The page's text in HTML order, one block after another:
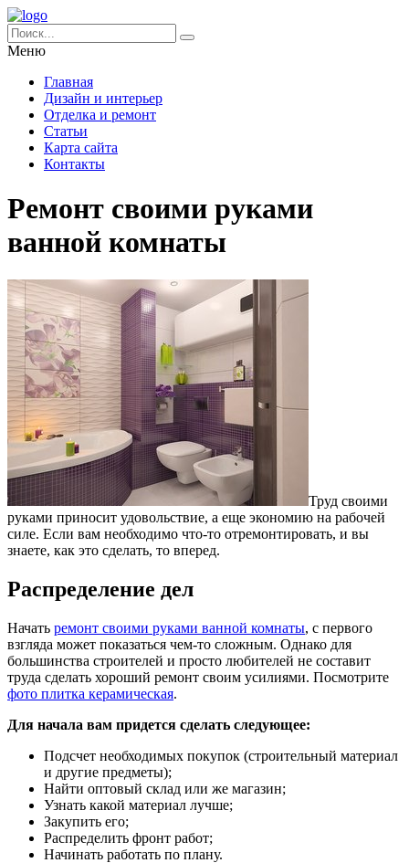
Меню
Главная
Дизайн и интерьер
Отделка и ремонт
Статьи
Карта сайта
Контакты
Ремонт своими руками
ванной комнаты
Труд своими
руками приносит удовольствие, а еще экономию на рабочей
силе. Если вам необходимо что-то отремонтировать, и вы
знаете, как это сделать, то вперед.
Распределение дел
Начать ремонт своими руками ванной комнаты, с первого
взгляда может показаться чем-то сложным. Однако для
большинства строителей и просто любителей не составит
труда сделать хороший ремонт своим усилиями. Посмотрите
фото плитка керамическая.
Для начала вам придется сделать следующее:
Подсчет необходимых покупок (строительный материал
и другие предметы);
Найти оптовый склад или же магазин;
Узнать какой материал лучше;
Закупить его;
Распределить фронт работ;
Начинать работать по плану.